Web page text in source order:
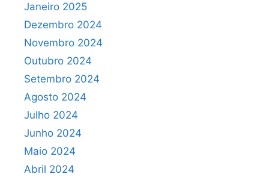
Janeiro 2025
Dezembro 2024
Novembro 2024
Outubro 2024
Setembro 2024
Agosto 2024
Julho 2024
Junho 2024
Maio 2024
Abril 2024